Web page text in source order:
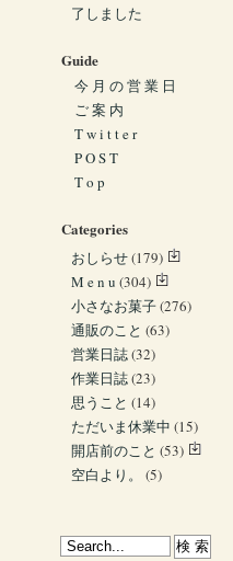
了しました
Guide
今 月 の 営 業 日
ご 案 内
T w i t t e r
P O S T
T o p
Categories
おしらせ(179)
M e n u (304)
小さなお菓子(276)
通販のこと (63)
営業日誌(32)
作業日誌(23)
思うこと (14)
ただいま休業中 (15)
開店前のこと (53)
空白より。
(5)